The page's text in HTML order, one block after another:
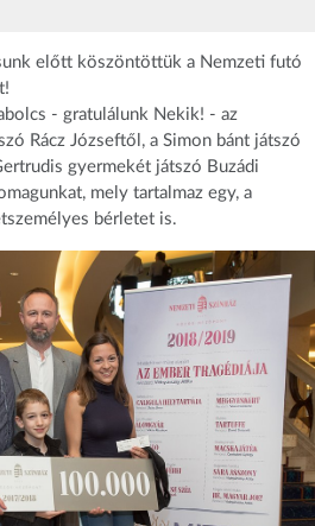
előtt köszöntöttük a Nemzeti futó
- gratulálunk Nekik! - az
Rácz Józseftől, a Simon bánt játszó
gyermekét játszó Buzádi
mely tartalmaz egy, a
bérletet is.